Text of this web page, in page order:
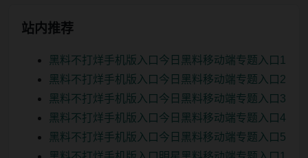
站内推荐
黑料不打烊手机版入口今日黑料移动端专题入口1
黑料不打烊手机版入口今日黑料移动端专题入口2
黑料不打烊手机版入口今日黑料移动端专题入口3
黑料不打烊手机版入口今日黑料移动端专题入口4
黑料不打烊手机版入口今日黑料移动端专题入口5